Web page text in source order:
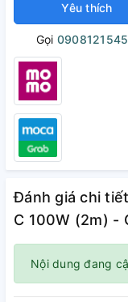
Yêu thích
Gọi
Đánh giá chi
C 100W (2m) -
Nội dung đang